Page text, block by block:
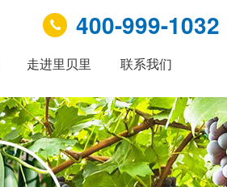
400-999-1032
走进里贝里 联系我们